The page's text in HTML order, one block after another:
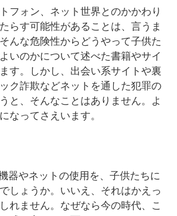
フォン、ネット世界とのかかわり
らす可能性があることは、言うま
んな危険性からどうやって子供た
いのかについて述べた書籍やサイ
す。しかし、出会い系サイトや裏
ク詐欺などネットを通した犯罪の
と、そんなことはありません。よ
なってさえいます。
器やネットの使用を、子供たちに
しょうか。いいえ、それはかえっ
れません。なぜなら今の時代、こ